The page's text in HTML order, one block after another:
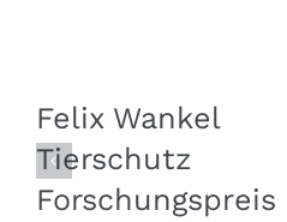
Felix Wankel
Tierschutz
Forschungspreis